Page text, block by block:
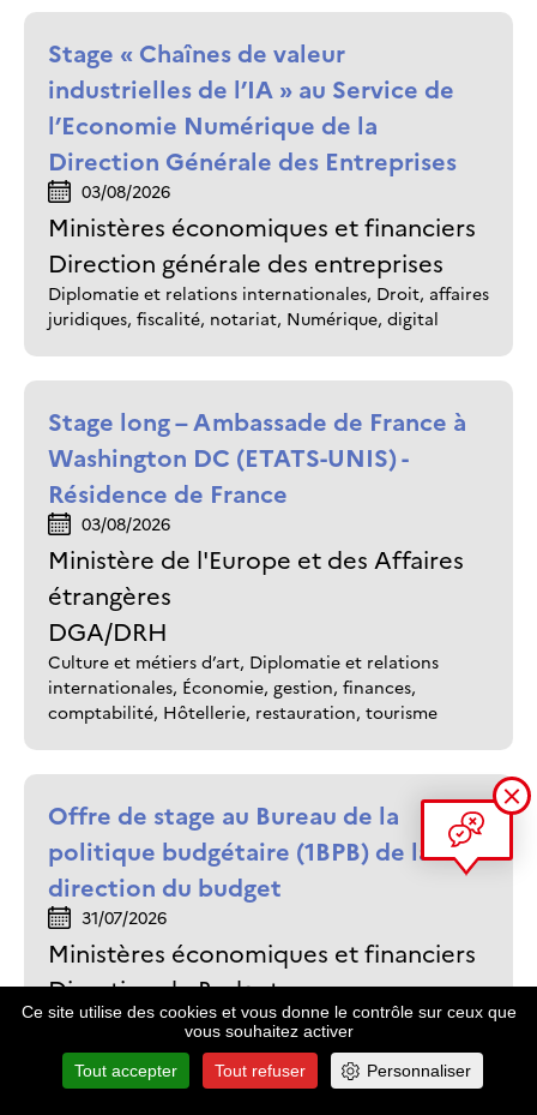
Ce site utilise des cookies et vous donne le contrôle sur ceux que
vous souhaitez activer
Tout accepter Tout refuser Personnaliser
Stage « Chaînes de valeur
industrielles de l’IA » au Service de
l’Economie Numérique de la
Direction Générale des Entreprises
03/08/2026
Ministères économiques et financiers
Direction générale des entreprises
Diplomatie et relations internationales, Droit, affaires
juridiques, fiscalité, notariat, Numérique, digital
Stage long – Ambassade de France à
Washington DC (ETATS-UNIS) -
Résidence de France
03/08/2026
Ministère de l'Europe et des Affaires
étrangères
DGA/DRH
Culture et métiers d’art, Diplomatie et relations
internationales, Économie, gestion, finances,
comptabilité, Hôtellerie, restauration, tourisme
Offre de stage au Bureau de la
politique budgétaire (1BPB) de la
direction du budget
31/07/2026
Ministères économiques et financiers
Direction du Budget
Économie, gestion, finances, comptabilité